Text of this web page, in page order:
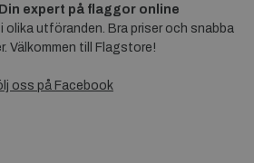
expert på flaggor online
utföranden. Bra priser och snabba
Välkommen till Flagstore!
oss på Facebook